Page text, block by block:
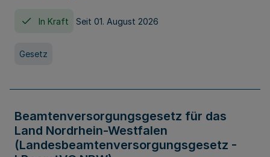
In Kraft Seit 01. August 2026
Gesetz
Beamtenversorgungsgesetz für das
Land Nordrhein-Westfalen
(Landesbeamtenversorgungsgesetz -